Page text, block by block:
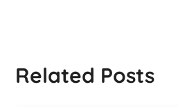
Related Posts